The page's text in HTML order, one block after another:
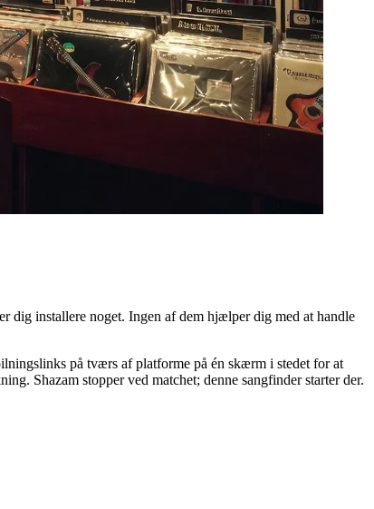
dig installere noget. Ingen af dem hjælper dig med at handle
på tværs af platforme på én skærm i stedet for at
Shazam stopper ved matchet; denne sangfinder starter der.